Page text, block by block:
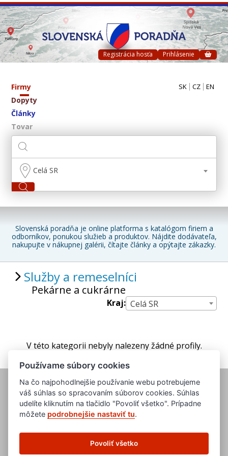
Registrácia hosťa Prihlásenie
Firmy
Dopyty
Články
Tovar
SK CZ EN
Celá SR
Slovenská poradňa je online platforma s katalógom firiem a
odborníkov, ponukou služieb a produktov. Nájdite dodávateľa,
nakupujte v nákupnej galérii, čítajte články a opýtajte zákazky.
Služby a remeselníci
Pekárne a cukrárne
Kraj: Celá SR
V této kategorii nebyly nalezeny žádné profily.
www.edb.cz
www.edb.eu
Používame súbory cookies
Na čo najpohodlnejšie používanie webu potrebujeme
váš súhlas so spracovaním súborov cookies. Súhlas
udelíte kliknutím na tlačidlo "Povoliť všetko". Prípadne
môžete podrobnejšie nastaviť tu.
Povoliť všetko